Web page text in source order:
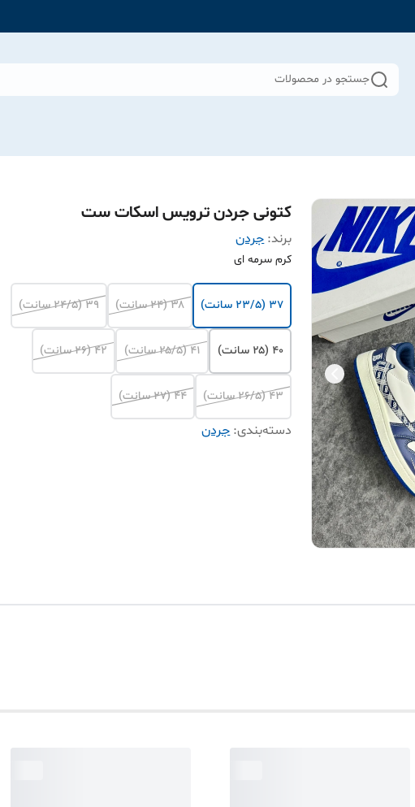
جستجو در محصولات
کتونی جردن ترویس اسکات ست
برند: جردن
کرم سرمه ای
۳۷ (۲۳/۵ سانت) ۳۸ (۲۴ سانت) ۳۹ (۲۴/۵ سانت)
۴۰ (۲۵ سانت) ۴۱ (۲۵/۵ سانت) ۴۲ (۲۶ سانت)
۴۳ (۲۶/۵ سانت) ۴۴ (۲۷ سانت)
دسته‌بندی:جردن